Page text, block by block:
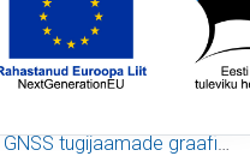
GNSS tugijaamade graafikud